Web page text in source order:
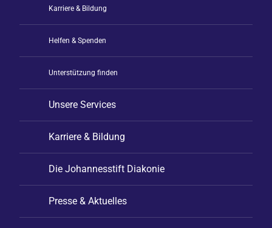
Karriere & Bildung
Helfen & Spenden
Unterstützung finden
Unsere Services
Karriere & Bildung
Die Johannesstift Diakonie
Presse & Aktuelles